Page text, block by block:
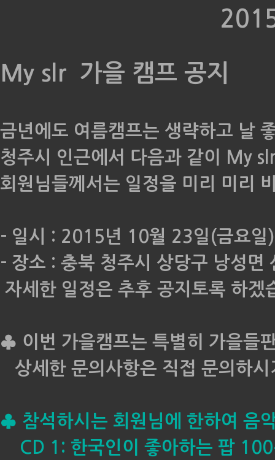
My slr 가을 캠프 공지
금년에도 여름캠프는 생략하고 날
청주시 인근에서 다음과 같이 My
회원님들께서는 일정을 미리 미리
- 일시 : 2015년 10월 23일(금요
- 장소 : 충북 청주시 상당구 낭성
자세한 일정은 추후 공지토록 하겠
♣ 이번 가을캠프는 특별히 가을들
상세한 문의사항은 직접 문의하시
♣ 참석하시는 회원님에 한하여 음
CD 1: 한국인이 좋아하는 팝 100